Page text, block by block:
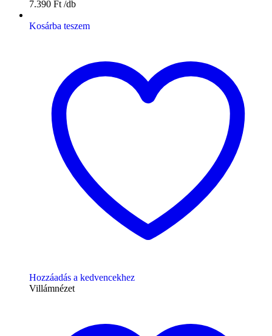
7.390 Ft
Kosárba teszem
Hozzáadás a kedvencekhez
Villámnézet